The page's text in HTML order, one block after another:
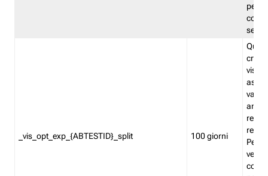
_vis_opt_exp_{ABTESTID}_split 100 giorni